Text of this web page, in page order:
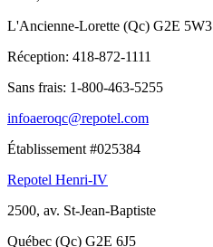
L'Ancienne-Lorette (Qc) G2E 5W3
Réception: 418-872-1111
Sans frais: 1-800-463-5255
infoaeroqc@repotel.com
Établissement #025384
Repotel Henri-IV
2500, av. St-Jean-Baptiste
Québec (Qc) G2E 6J5